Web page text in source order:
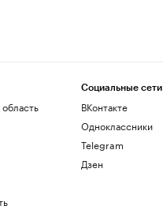
Социальные сети
ВКонтакте
Одноклассники
Telegram
Дзен